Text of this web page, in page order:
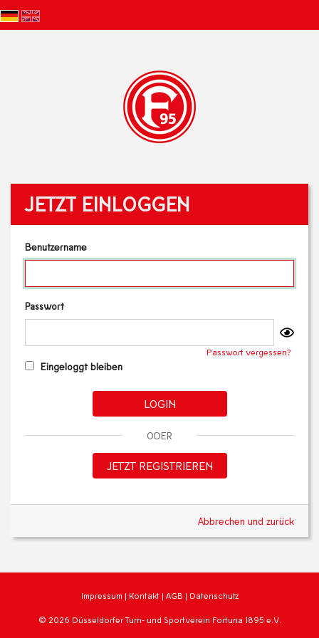
JETZT EINLOGGEN
Benutzername
Passwort
Passwort vergessen?
Eingeloggt bleiben
LOGIN
ODER
JETZT REGISTRIEREN
Abbrechen und zurück
Impressum | Kontakt | AGB | Datenschutz
© 2026 Düsseldorfer Turn- und Sportverein Fortuna 1895 e.V.